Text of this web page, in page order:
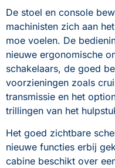
De stoel en console
machinisten zich aan
moe voelen. De
nieuwe ergonomische
schakelaars, de goed
voorzieningen zoals
transmissie en het
trillingen van het
Het goed zichtbare
nieuwe functies erbij
cabine beschikt over